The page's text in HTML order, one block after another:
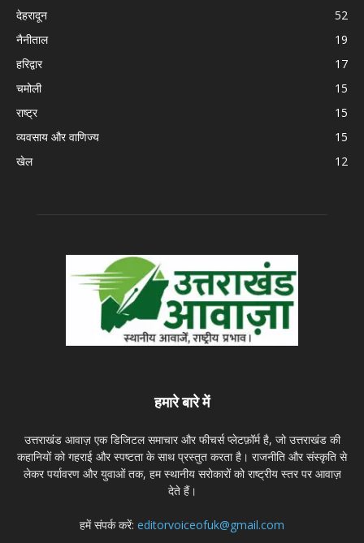
देहरादून
52
नैनीताल
19
हरिद्वार
17
चमोली
15
राष्ट्र
15
व्यवसाय और वाणिज्य
15
खेल
12
हमारे बारे में
उत्तराखंड आवाज़ एक डिजिटल समाचार और फीचर्स प्लेटफ़ॉर्म है, जो उत्तराखंड की
कहानियों को गहराई और स्पष्टता के साथ प्रस्तुत करता है। राजनीति और संस्कृति से
लेकर पर्यावरण और युवाओं तक, हम स्थानीय सरोकारों को राष्ट्रीय स्तर पर आवाज़
देते हैं।
हमें संपर्क करें: editorvoiceofuk@gmail.com